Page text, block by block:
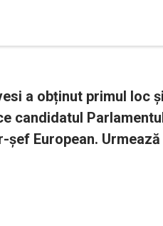
a obținut primul loc
candidatul
șef European.